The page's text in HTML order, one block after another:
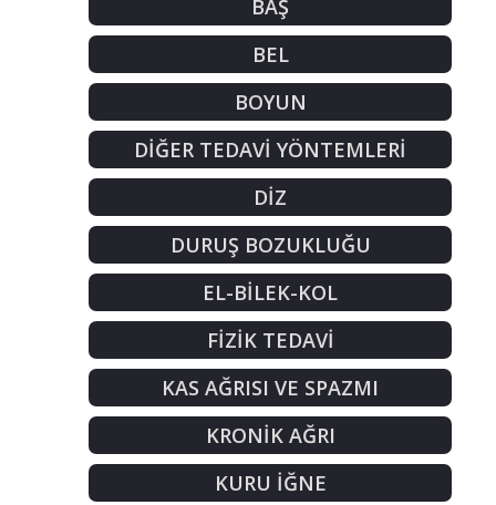
BAŞ
BEL
BOYUN
DİĞER TEDAVİ YÖNTEMLERİ
DİZ
DURUŞ BOZUKLUĞU
EL-BİLEK-KOL
FİZİK TEDAVİ
KAS AĞRISI VE SPAZMI
KRONİK AĞRI
KURU İĞNE